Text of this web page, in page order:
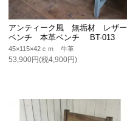
アンティーク風 無垢材 レザー
ベンチ 本革ベンチ BT-013
45×115×42ｃｍ 牛革
53,900円(税4,900円)